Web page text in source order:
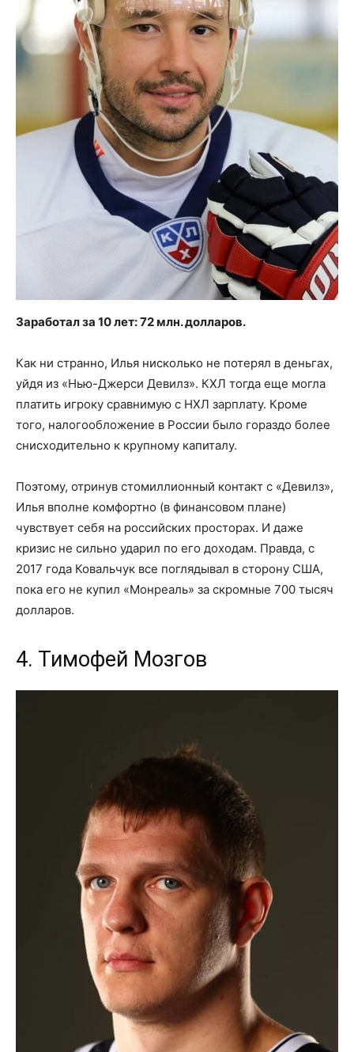
Заработал за 10 лет: 72 млн. долларов.
Как ни странно, Илья нисколько не потерял в деньгах,
уйдя из «Нью-Джерси Девилз». КХЛ тогда еще могла
платить игроку сравнимую с НХЛ зарплату. Кроме
того, налогообложение в России было гораздо более
снисходительно к крупному капиталу.
Поэтому, отринув стомиллионный контакт с «Девилз»,
Илья вполне комфортно (в финансовом плане)
чувствует себя на российских просторах. И даже
кризис не сильно ударил по его доходам. Правда, с
2017 года Ковальчук все поглядывал в сторону США,
пока его не купил «Монреаль» за скромные 700 тысяч
долларов.
4. Тимофей Мозгов